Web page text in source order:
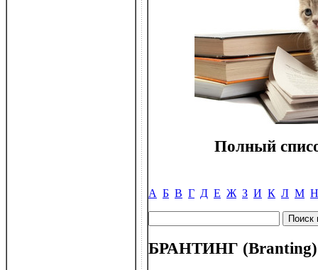
Полный
А Б В Г Д Е Ж З И К Л М Н
БРАНТИНГ (Branting)